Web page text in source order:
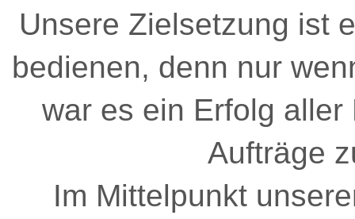
Unsere Zielsetzung ist
bedienen, denn nur
war es ein Erfolg
Aufträge
Im Mittelpunkt